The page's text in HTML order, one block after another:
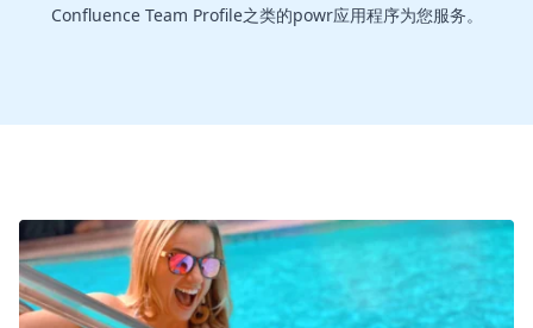
Confluence Team Profile之类的powr应用程序为您服务。